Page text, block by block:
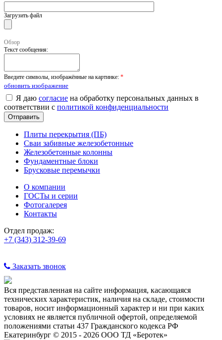
Загрузить файл
Обзор
Текст сообщения:
Введите символы, изображённые на картинке: *
обновить изображение
Я даю согласие на обработку персональных данных в
соответствии с политикой конфиденциальности
Плиты перекрытия (ПБ)
Сваи забивные железобетонные
Железобетонные колонны
Фундаментные блоки
Брусковые перемычки
О компании
ГОСТы и серии
Фотогалерея
Контакты
Отдел продаж:
+7 (343) 312-39-69
Заказать звонок
Вся представленная на сайте информация, касающаяся
технических характеристик, наличия на складе, стоимости
товаров, носит информационный характер и ни при каких
условиях не является публичной офертой, определяемой
положениями статьи 437 Гражданского кодекса РФ
Екатеринбург © 2015 - 2026 ООО ТД «Беротек»